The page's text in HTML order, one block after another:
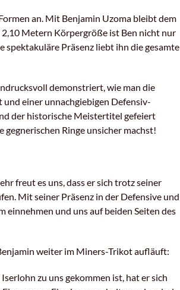
an. Mit Benjamin Uzoma bleibt dem
2,10 Metern Körpergröße ist Ben nicht nur
spektakuläre Präsenz liebt ihn die gesamte
demonstriert, wie man die
einer unnachgiebigen Defensiv-
der historische Meistertitel gefeiert
Ringe unsicher machst!
freut es uns, dass er sich trotz seiner
Mit seiner Präsenz in der Defensive und
einnehmen und uns auf beiden Seiten des
weiter im Miners-Trikot aufläuft:
zu uns gekommen ist, hat er sich